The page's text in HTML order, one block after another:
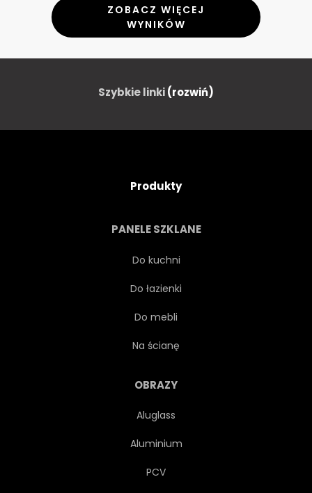
ZOBACZ WIĘCEJ
WYNIKÓW
Szybkie linki(rozwiń)
Produkty
PANELE SZKLANE
Do kuchni
Do łazienki
Do mebli
Na ścianę
OBRAZY
Aluglass
Aluminium
PCV